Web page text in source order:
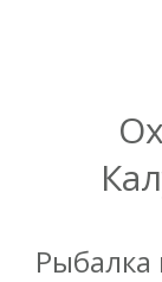
Рыбалка